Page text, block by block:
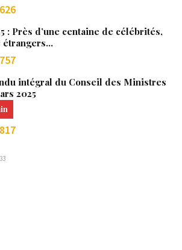
626
: Près d’une centaine de célébrités,
étrangers…
757
intégral du Conseil des Ministres
2025
817